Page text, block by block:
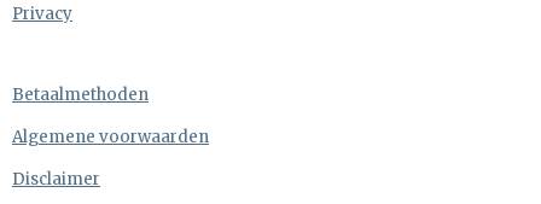
Privacy
Betaalmethoden
Algemene voorwaarden
Disclaimer